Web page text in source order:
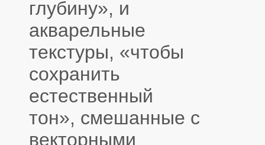
глубину», и
акварельные
текстуры, «чтобы
сохранить
естественный
тон», смешанные с
векторными